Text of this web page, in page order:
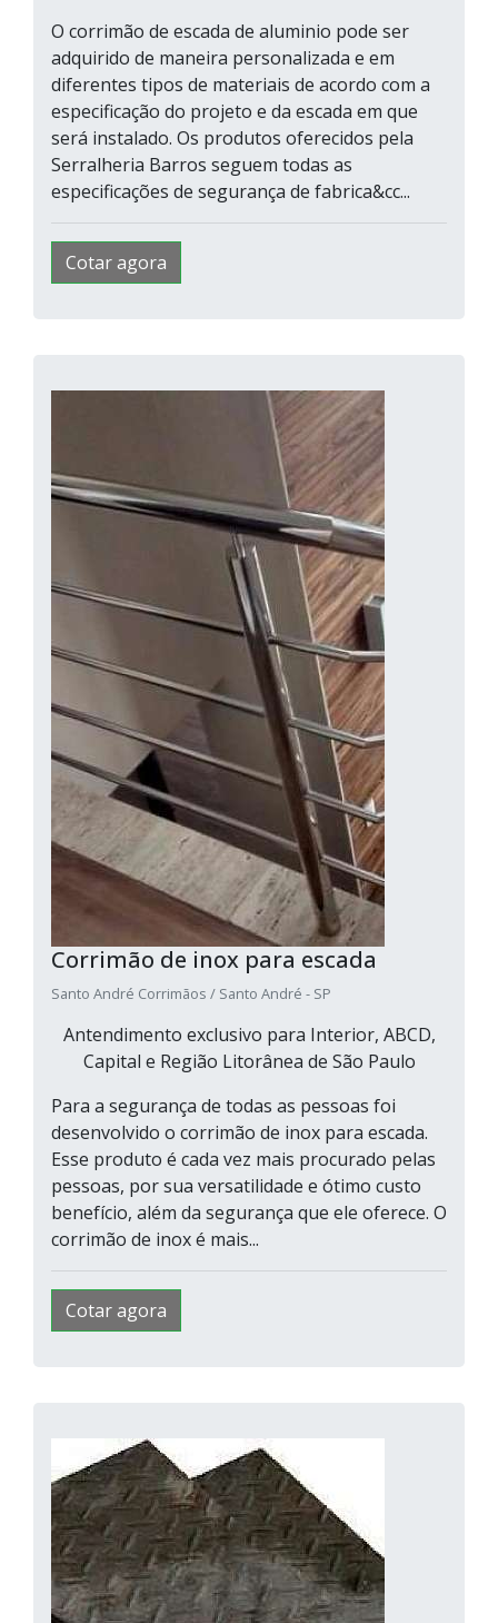
O corrimão de escada de aluminio pode ser
adquirido de maneira personalizada e em
diferentes tipos de materiais de acordo com a
especificação do projeto e da escada em que
será instalado. Os produtos oferecidos pela
Serralheria Barros seguem todas as
especificações de segurança de fabrica&cc...
Cotar agora
Corrimão de inox para escada
Santo André Corrimãos / Santo André - SP
Antendimento exclusivo para Interior, ABCD,
Capital e Região Litorânea de São Paulo
Para a segurança de todas as pessoas foi
desenvolvido o corrimão de inox para escada.
Esse produto é cada vez mais procurado pelas
pessoas, por sua versatilidade e ótimo custo
benefício, além da segurança que ele oferece. O
corrimão de inox é mais...
Cotar agora